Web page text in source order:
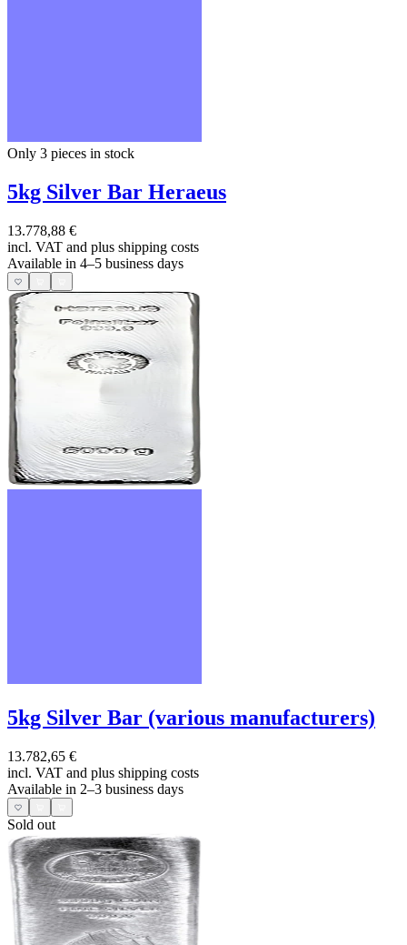
Only 3 pieces in stock
5kg Silver Bar Heraeus
13.778,88 €
incl. VAT and plus shipping costs
Available in 4–5 business days
5kg Silver Bar (various manufacturers)
13.782,65 €
incl. VAT and plus shipping costs
Available in 2–3 business days
Sold out